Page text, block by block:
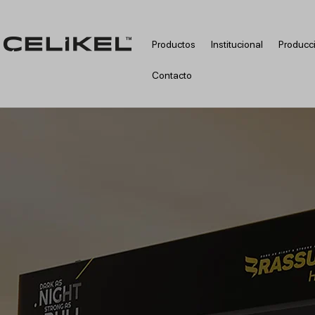
Productos Institucional
Contacto